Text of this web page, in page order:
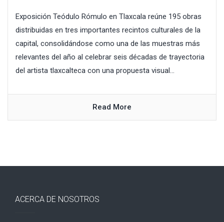
Exposición Teódulo Rómulo en Tlaxcala reúne 195 obras
distribuidas en tres importantes recintos culturales de la
capital, consolidándose como una de las muestras más
relevantes del año al celebrar seis décadas de trayectoria
del artista tlaxcalteca con una propuesta visual...
Read More
ACERCA DE NOSOTROS